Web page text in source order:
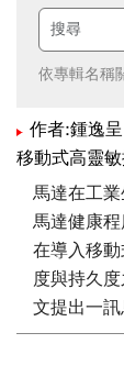
依專輯名稱
作者:鍾逸
移動式高靈
馬達在工
馬達健康
在導入移
度與持久
文提出一
性，讓藍